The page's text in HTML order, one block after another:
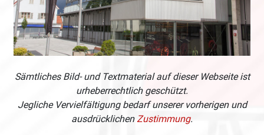
Sämtliches Bild- und Textmaterial auf dieser Webseite ist
urheberrechtlich geschützt.
Jegliche Vervielfältigung bedarf unserer vorherigen und
ausdrücklichen Zustimmung.